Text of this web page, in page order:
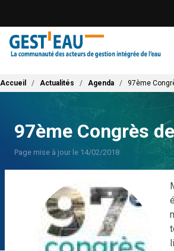
contenu
principal
Fil d'Ariane
Accueil Actualités Agenda 97ème
97ème Congrès
Page mise à jour le 14/02/2018